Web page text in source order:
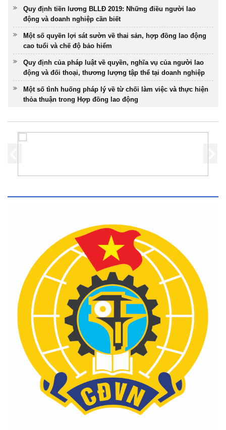
Quy định tiền lương BLLĐ 2019: Những điều người lao
động và doanh nghiệp cần biết
Một số quyền lợi sát sườn về thai sản, hợp đồng lao động
cao tuổi và chế độ bảo hiểm
Quy định của pháp luật về quyền, nghĩa vụ của người lao
động và đối thoại, thương lượng tập thể tại doanh nghiệp
Một số tình huống pháp lý về từ chối làm việc và thực hiện
thỏa thuận trong Hợp đồng lao động